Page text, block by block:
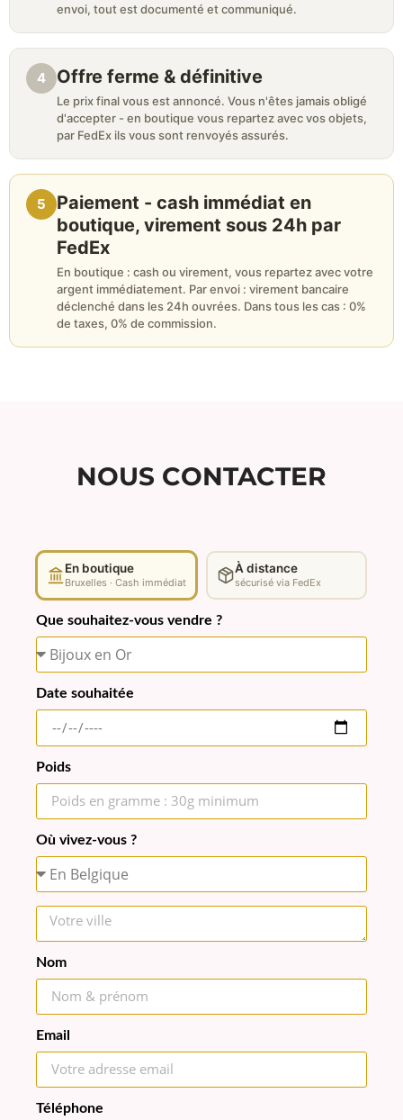
envoi, tout est documenté et communiqué.
4 Offre ferme & définitive
Le prix final vous est annoncé. Vous n'êtes jamais obligé
d'accepter - en boutique vous repartez avec vos objets,
par FedEx ils vous sont renvoyés assurés.
5
Paiement - cash immédiat en
boutique, virement sous 24h par
FedEx
En boutique : cash ou virement, vous repartez avec votre
argent immédiatement. Par envoi : virement bancaire
déclenché dans les 24h ouvrées. Dans tous les cas : 0%
de taxes, 0% de commission.
NOUS CONTACTER
En boutique
Bruxelles · Cash immédiat
À distance
sécurisé via FedEx
Que souhaitez-vous vendre ?
Date souhaitée
Poids
Où vivez-vous ?
Nom
Email
Téléphone